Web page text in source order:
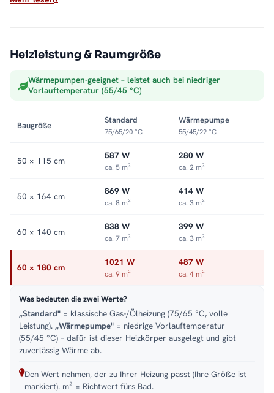
Max. Betriebsdruck: 5 bar
Sauber ins Heizsystem integriert
der Zentralheizung und wandelt deren Wärme in trockene,
Auflegen leicht, die Optik bleibt aufgeräumt. Alle Größen und
Ausführungen finden Sie in der Kategorie
Handtuchheizkörper
Heizleistung & Raumgröße
Wärmepumpen-geeignet – leistet auch bei niedriger
Vorlauftemperatur (55/45 °C)
Baugröße
Standard
75/65/20 °C
Wärmepumpe
55/45/22 °C
50 × 115 cm 587 W
ca. 5 m²
280 W
ca. 2 m²
50 × 164 cm 869 W
ca. 8 m²
414 W
ca. 3 m²
60 × 140 cm 838 W
ca. 7 m²
399 W
ca. 3 m²
60 × 180 cm 1021 W
ca. 9 m²
487 W
ca. 4 m²
Was bedeuten die zwei Werte?
„Standard" = klassische Gas-/Ölheizung (75/65 °C, volle
Leistung). „Wärmepumpe" = niedrige Vorlauftemperatur
(55/45 °C) – dafür ist dieser Heizkörper ausgelegt und gibt
zuverlässig Wärme ab.
Den Wert nehmen, der zu Ihrer Heizung passt (Ihre Größe ist
markiert). m² = Richtwert fürs Bad.